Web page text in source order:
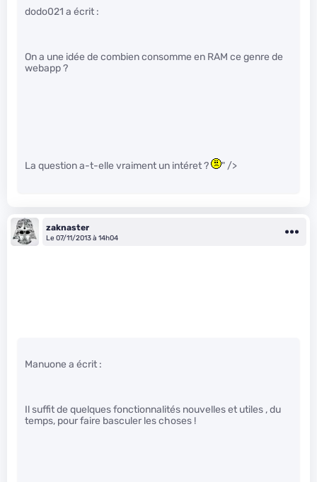
dodo021 a écrit :
On a une idée de combien consomme en RAM ce genre de
webapp ?
La question a-t-elle vraiment un intéret ? " />
zaknaster
Le 07/11/2013 à 14h04
Manuone a écrit :
Il suffit de quelques fonctionnalités nouvelles et utiles , du
temps, pour faire basculer les choses !